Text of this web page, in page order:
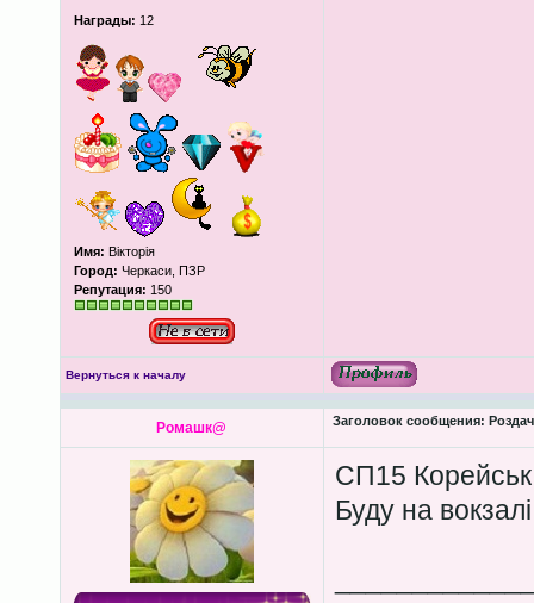
Награды: 12
Имя: Вікторія
Город: Черкаси, ПЗР
Репутация: 150
Вернуться к началу
Ромашк@ Заголовок сообщения:
СП15
Буду на вокзалі